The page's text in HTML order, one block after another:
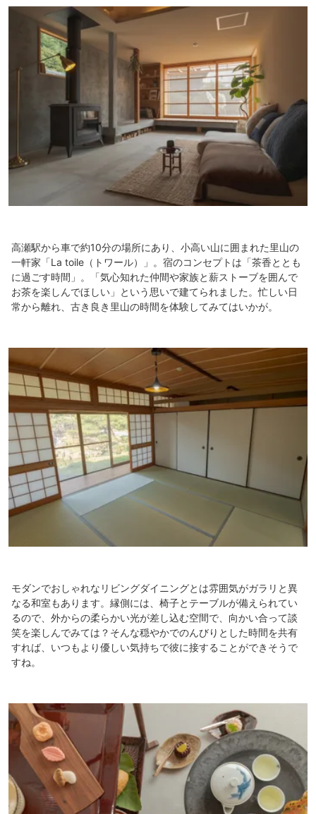
高瀬駅から車で約10分の場所にあり、小高い山に囲まれた里山の
一軒家「La toile（トワール）」。宿のコンセプトは「茶香ととも
に過ごす時間」。「気心知れた仲間や家族と薪ストーブを囲んで
お茶を楽しんでほしい」という思いで建てられました。忙しい日
常から離れ、古き良き里山の時間を体験してみてはいかが。
モダンでおしゃれなリビングダイニングとは雰囲気がガラリと異
なる和室もあります。縁側には、椅子とテーブルが備えられてい
るので、外からの柔らかい光が差し込む空間で、向かい合って談
笑を楽しんでみては？そんな穏やかでのんびりとした時間を共有
すれば、いつもより優しい気持ちで彼に接することができそうで
すね。